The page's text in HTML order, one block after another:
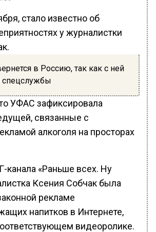
стало известно об
у журналистки
в Россию, так как с ней
спецслужбы
УФАС зафиксировала
связанные с
алкоголя на просторах
канала «Раньше всех. Ну
Ксения Собчак была
рекламе
напитков в Интернете,
видеоролике.